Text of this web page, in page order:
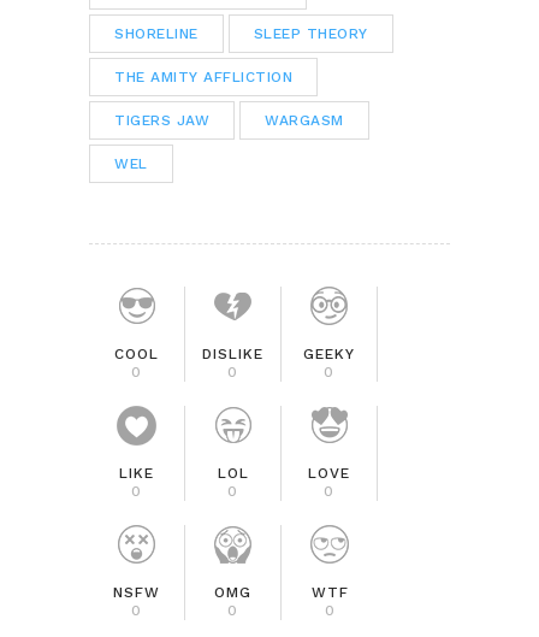
SHORELINE SLEEP THEORY
THE AMITY AFFLICTION
TIGERS JAW WARGASM
WEL
COOL
0
DISLIKE
0
GEEKY
0
LIKE
0
LOL
0
LOVE
0
NSFW
0
OMG
0
WTF
0